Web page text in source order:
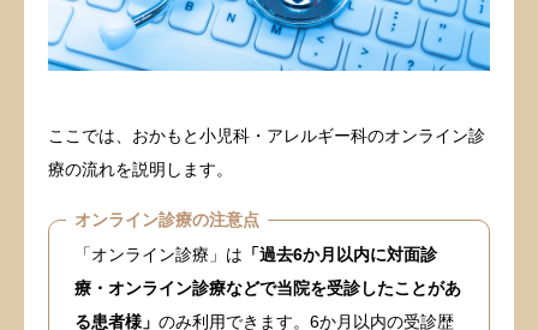
ここでは、おかもと小児科・アレルギー科のオンライン診
療の流れを説明します。
オンライン診療の注意点
「オンライン診療」は 「過去6か月以内に対面診
療・オンライン診療などで当院を受診したことがあ
る患者様」 のみ利用できます。6か月以内の受診歴
クリニック紹介
診療時間・アクセス